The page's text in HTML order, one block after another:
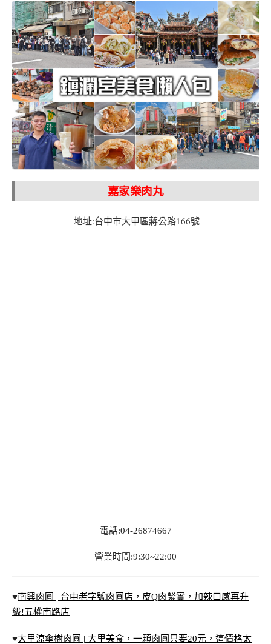
嘉家樂肉丸
地址:台中市大甲區蔣公路166號
電話:04-26874667
營業時間:9:30~22:00
♥南興肉圓 | 台中老字號肉圓店，皮Q肉緊實，加辣口感再升
級!五權南路店
♥大里涼傘樹肉圓 | 大里美食，一顆肉圓只要20元，這價格太